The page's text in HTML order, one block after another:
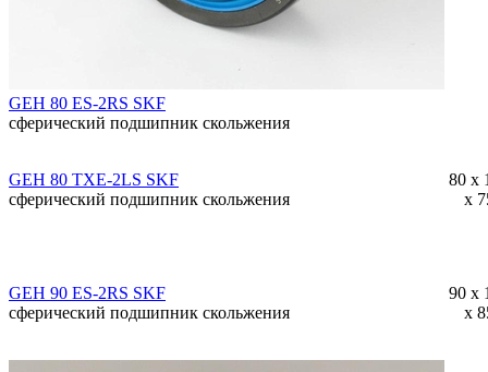
GEH 80 ES-2RS SKF
сферический подшипник скольжения
GEH 80 TXE-2LS SKF
сферический подшипник скольжения
80 x
x
GEH 90 ES-2RS SKF
сферический подшипник скольжения
90 x
x